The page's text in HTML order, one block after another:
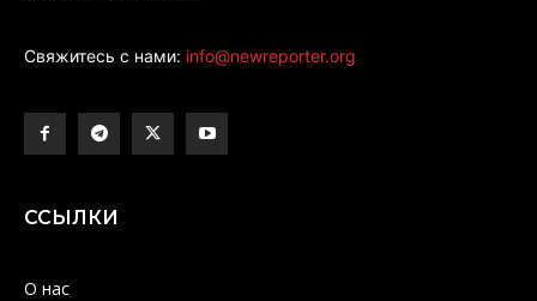
Свяжитесь с нами: info@newreporter.org
ССЫЛКИ
О нас